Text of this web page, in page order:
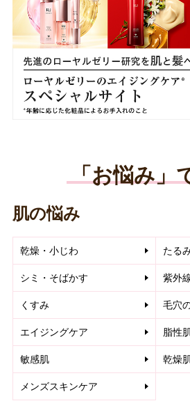
「お悩み」
肌の悩み
乾燥・小じわ たる
シミ・そばかす 紫外
くすみ 毛穴
エイジングケア 脂性
敏感肌 乾燥
メンズスキンケア